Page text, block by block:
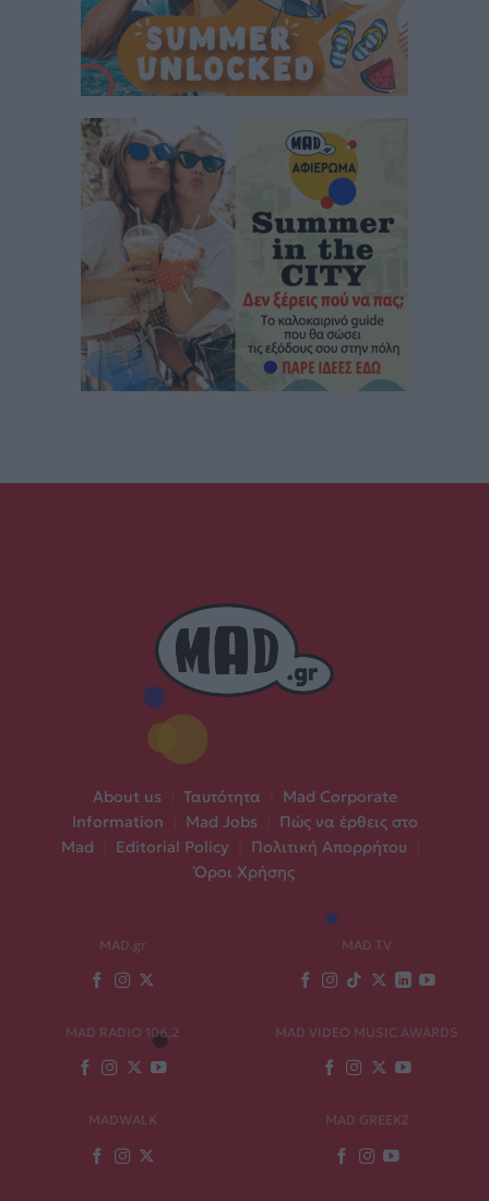
About us Ταυτότητα
Mad Corporate
Information
Mad Jobs
Πώς να έρθεις στο
Mad
Editorial Policy Πολιτική Απορρήτου
Όροι Χρήσης
MAD.gr MAD TV
MAD RADIO 106,2 MAD VIDEO MUSIC AWARDS
MADWALK MAD GREEKZ